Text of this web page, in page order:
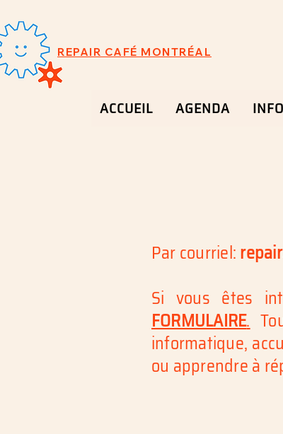
REPAIR CAFÉ MONTRÉAL
ACCUEIL AGENDA
Par courriel:
Si vous êtes
FORMULAIRE.
informatique,
ou apprendre à